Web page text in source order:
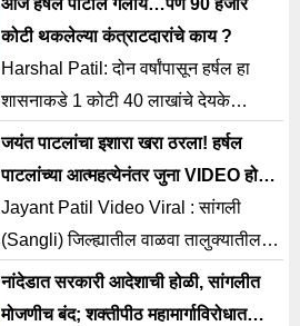
बसला आहे.
आज हर्षल पाटील गेलाय…पण 90 हजार
कोटी थकलेल्या कंत्राटदारांचे काय ?
Harshal Patil: दोन वर्षांपासून हर्षल हा
शासनाकडे 1 कोटी 40 लाखांचे देयके
मिळविण्यासाठी प्रयत्न करत होता. परंतु पैसे
मिळाले नाहीत.
जयंत पाटलांचा इशारा खरा ठरला! हर्षल
पाटलांच्या आत्महत्येनंतर जुना VIDEO होतोय
व्हायरल…
Jayant Patil Video Viral : सांगली
(Sangli) जिल्ह्यातील वाळवा तालुक्यातील
हर्षल पाटील या 35 वर्षीय कंत्राटदाराने
(Harshal Patil End Life) आत्महत्या
नांदेडात सरकारी आदेशाची होळी, सांगलीत
मोजणीच बंद; शक्तीपीठ महामार्गाविरोधात